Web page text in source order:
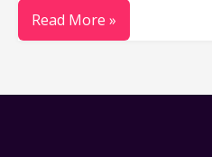
Read More »